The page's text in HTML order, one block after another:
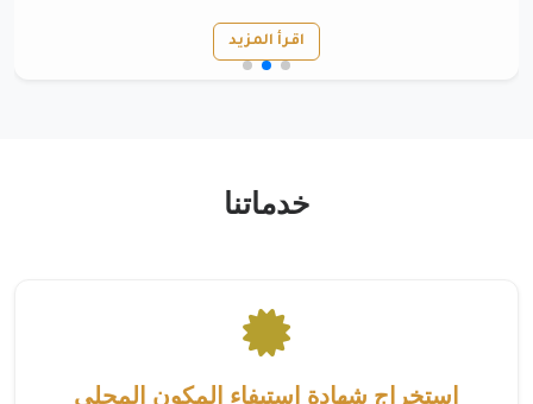
اقرأ المزيد
خدماتنا
استخراج شهادة استيفاء المكون المحلى